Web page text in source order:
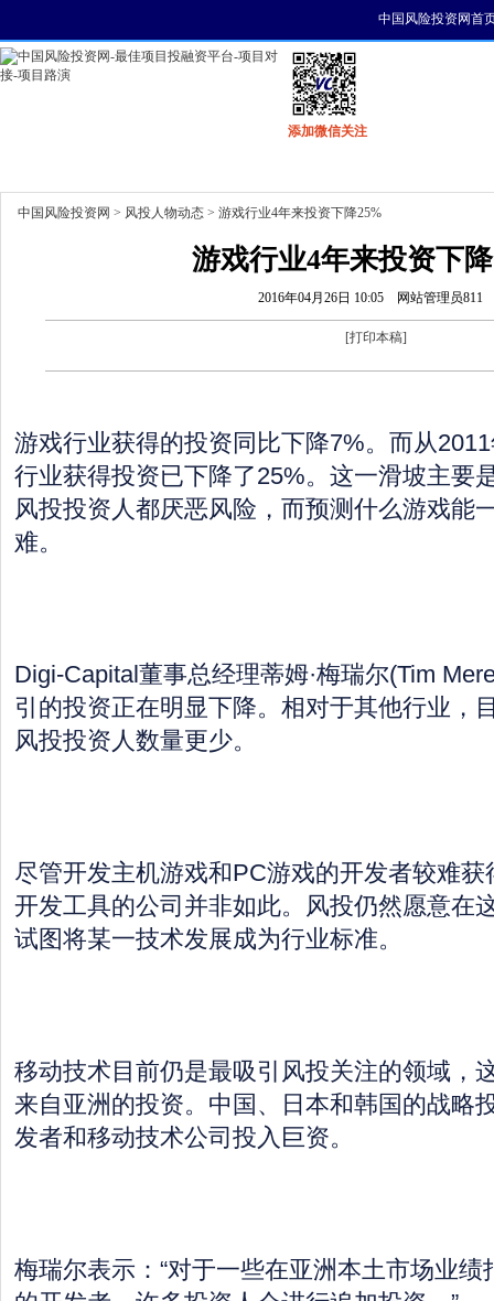
中国风险投资网首
添加微信关注
中国风险投资网 > 风投人物动态 > 游戏行业4年来投资下降25%
游戏行业4年来投资下
2016年04月26日 10:05 网站管理员811
[打印本稿]
游戏行业获得的投资同比下降7%。而从
行业获得投资已下降了25%。这一滑坡主要
风投投资人都厌恶风险，而预测什么游戏能
难。
Digi-Capital董事总经理蒂姆·梅瑞尔(Tim
引的投资正在明显下降。相对于其他行业，
风投投资人数量更少。
尽管开发主机游戏和PC游戏的开发者较难
开发工具的公司并非如此。风投仍然愿意在
试图将某一技术发展成为行业标准。
移动技术目前仍是最吸引风投关注的领域，
来自亚洲的投资。中国、日本和韩国的战略
发者和移动技术公司投入巨资。
梅瑞尔表示：“对于一些在亚洲本土市场业